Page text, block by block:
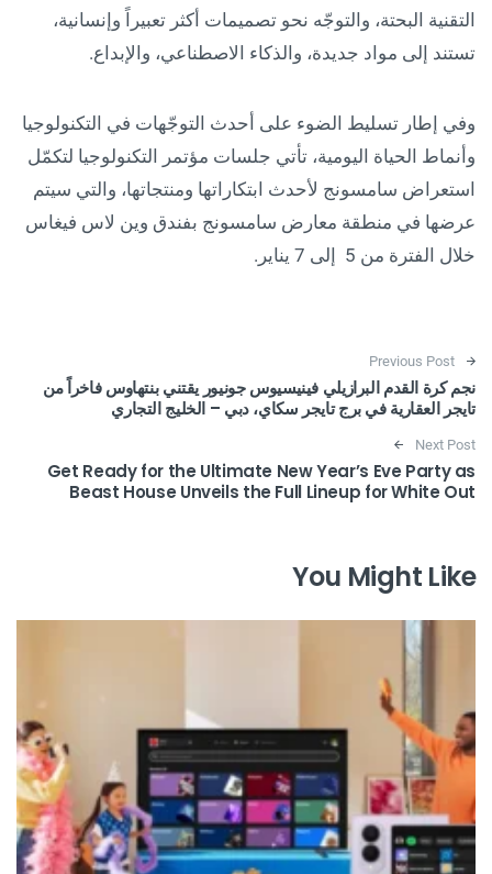
التقنية البحتة، والتوجّه نحو تصميمات أكثر تعبيراً وإنسانية،
تستند إلى مواد جديدة، والذكاء الاصطناعي، والإبداع.
وفي إطار تسليط الضوء على أحدث التوجّهات في التكنولوجيا
وأنماط الحياة اليومية، تأتي جلسات مؤتمر التكنولوجيا لتكمّل
استعراض سامسونج لأحدث ابتكاراتها ومنتجاتها، والتي سيتم
عرضها في منطقة معارض سامسونج بفندق وين لاس فيغاس
خلال الفترة من 5 إلى 7 يناير.
Post navigation
Previous Post
نجم كرة القدم البرازيلي فينيسيوس جونيور يقتني بنتهاوس فاخراً من
تايجر العقارية في برج تايجر سكاي، دبي – الخليج التجاري
Next Post
Get Ready for the Ultimate New Year’s Eve Party as
Beast House Unveils the Full Lineup for White Out
You Might Like